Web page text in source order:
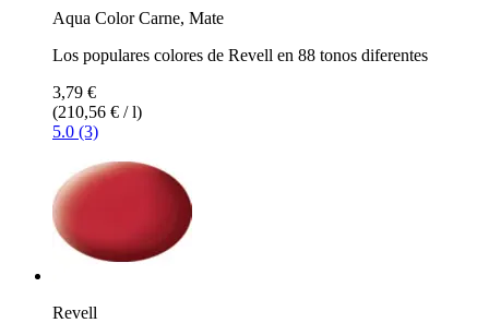
Aqua Color Carne, Mate
Los populares colores de Revell en 88 tonos diferentes
3,79 €
(210,56 € / l)
5.0 (3)
Revell